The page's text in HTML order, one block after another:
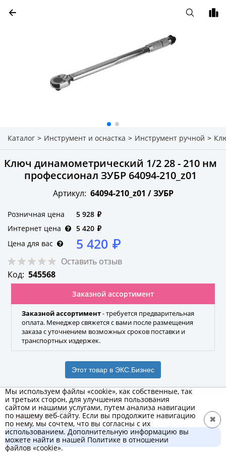
Каталог > Инструмент и оснастка > Инструмент ручной >
Ключ динамометрический 1/2 28 - 210 нм
профессионал ЗУБР 64094-210_z01
Артикул: 64094-210_z01 /ЗУБР
Розничная цена 5 928 ₽
Интернет цена
5 420 ₽
Цена для вас
5 420 ₽
Оставить отзыв
Код: 545568
Заказной ассортимент
Заказной ассортимент- требуется предварительная
оплата. Менеджер свяжется с вами после размещения
заказа с уточнением возможных сроков поставки и
транспортных издержек.
Этот товар в ЭКС.Бизнес
ЗУБР
Бренд
В корзину
5 420 ₽
Мы используем файлы «cookie», как собственные, так
и третьих сторон, для улучшения пользования
сайтом и нашими услугами, путем анализа навигации
по нашему веб-сайту. Если вы продолжите навигацию
по нему, мы сочтем, что вы согласны с их
использованием. Дополнительную информацию вы
можете найти в нашей Политике в отношении
файлов «cookie».
✖